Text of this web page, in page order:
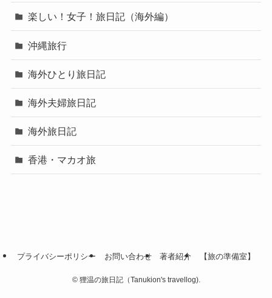
楽しい！女子！旅日記（海外編）
沖縄旅行
海外ひとり旅日記
海外夫婦旅日記
海外旅日記
香港・マカオ旅
プライバシーポリシー お問い合わせ 著者紹介 【旅の準備室】
©狸温の旅日記（Tanukion's travellog).